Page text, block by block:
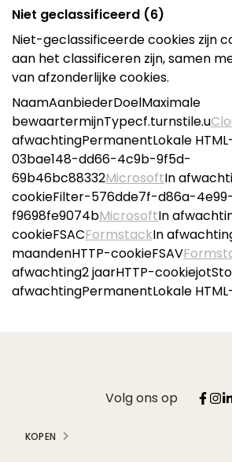
Niet geclassificeerd (6)
Niet-geclassificeerde cookies zijn
aan het classificeren zijn, samen
van afzonderlijke cookies.
NaamAanbiederDoelMaximale
bewaartermijnTypecf.turnstile.u
afwachtingPermanentLokale
03bae148-dd66-4c9b-9f5d-
69b46bc88332MicrosoftIn
cookieFilter-576dde7f-d86a-
f9698fe9074bMicrosoftIn
cookieFSACFormstackIn
maandenHTTP-cookieFSAV
afwachting2 jaarHTTP-
afwachtingPermanentLokale
Volg ons op
KOPEN